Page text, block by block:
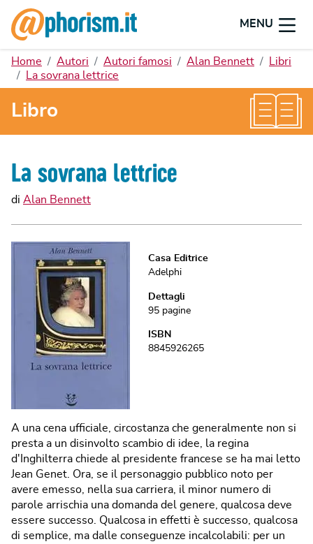
MENU
Home Autori Autori famosi Alan Bennett
Libri
La sovrana lettrice
Libro
La sovrana lettrice
di Alan Bennett
A una cena ufficiale, circostanza che generalmente non si
presta a un disinvolto scambio di idee, la regina
d'Inghilterra chiede al presidente francese se ha mai letto
Jean Genet. Ora, se il personaggio pubblico noto per
avere emesso, nella sua carriera, il minor numero di
parole arrischia una domanda del genere, qualcosa deve
essere successo. Qualcosa in effetti è successo, qualcosa
di semplice, ma dalle conseguenze incalcolabili: per un
Casa Editrice
Adelphi
Dettagli
95 pagine
ISBN
8845926265